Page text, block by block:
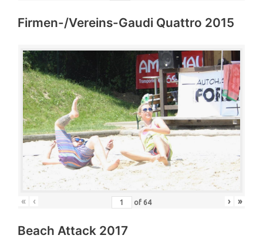
Firmen-/Vereins-Gaudi Quattro 2015
« ‹ of 64 › »
Beach Attack 2017